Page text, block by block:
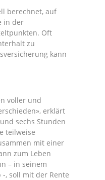
berechnet, auf
in der
Oft
zu
kann
voller und
erklärt
sechs Stunden
teilweise
mit einer
zum Leben
– in seinem
, soll mit der Rente